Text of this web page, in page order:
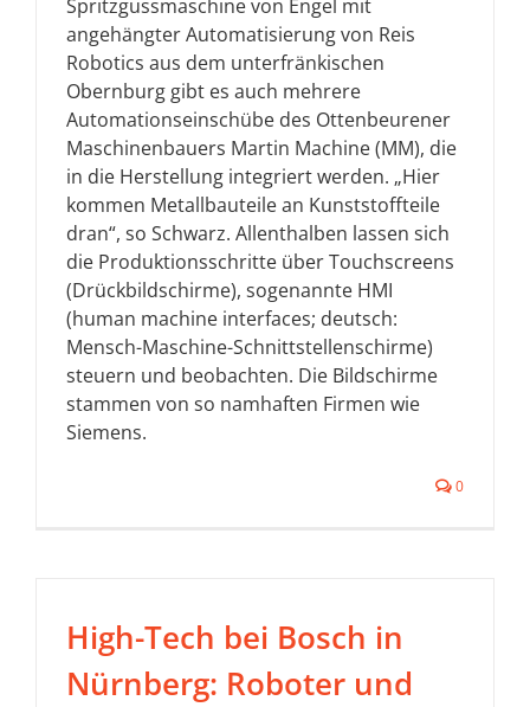
Spritzgussmaschine von Engel mit
angehängter Automatisierung von Reis
Robotics aus dem unterfränkischen
Obernburg gibt es auch mehrere
Automationseinschübe des Ottenbeurener
Maschinenbauers Martin Machine (MM), die
in die Herstellung integriert werden. „Hier
kommen Metallbauteile an Kunststoffteile
dran“, so Schwarz. Allenthalben lassen sich
die Produktionsschritte über Touchscreens
(Drückbildschirme), sogenannte HMI
(human machine interfaces; deutsch:
Mensch-Maschine-Schnittstellenschirme)
steuern und beobachten. Die Bildschirme
stammen von so namhaften Firmen wie
Siemens.
0
High-Tech bei Bosch in
Nürnberg: Roboter und